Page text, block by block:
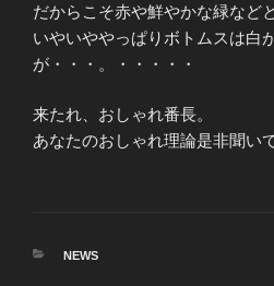
だからこそ赤や鮮やかな緑など
いやいややっぱりボトムスは白
が・・・。・・・・・
来たれ、おしゃれ番長。
あなたのおしゃれ理論是非聞い
カ
NEWS